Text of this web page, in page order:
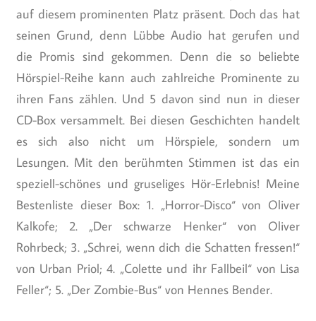
auf diesem prominenten Platz präsent. Doch das hat
seinen Grund, denn Lübbe Audio hat gerufen und
die Promis sind gekommen. Denn die so beliebte
Hörspiel-Reihe kann auch zahlreiche Prominente zu
ihren Fans zählen. Und 5 davon sind nun in dieser
CD-Box versammelt. Bei diesen Geschichten handelt
es sich also nicht um Hörspiele, sondern um
Lesungen. Mit den berühmten Stimmen ist das ein
speziell-schönes und gruseliges Hör-Erlebnis! Meine
Bestenliste dieser Box: 1. „Horror-Disco“ von Oliver
Kalkofe; 2. „Der schwarze Henker“ von Oliver
Rohrbeck; 3. „Schrei, wenn dich die Schatten fressen!“
von Urban Priol; 4. „Colette und ihr Fallbeil“ von Lisa
Feller“; 5. „Der Zombie-Bus“ von Hennes Bender.